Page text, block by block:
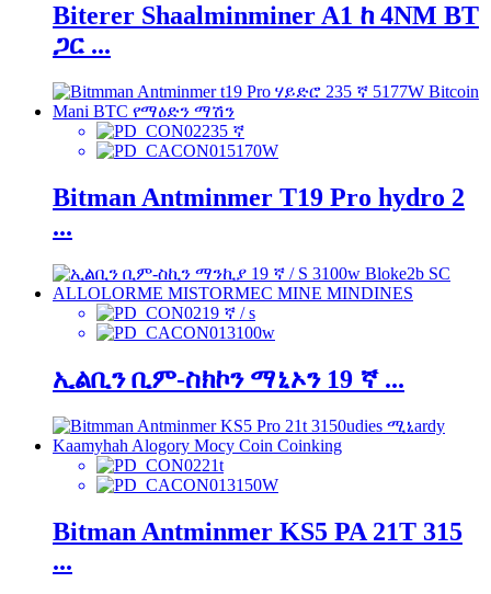
Biterer Shaalminminer A1 ከ 4NM BT
ጋር ...
235 ኛ
5170W
Bitman Antminmer T19 Pro hydro 2
...
19 ኛ / s
3100w
ኢልቢን ቢም-ስክኮን ማኒኦን 19 ኛ ...
21t
3150W
Bitman Antminmer KS5 PA 21T 315
...